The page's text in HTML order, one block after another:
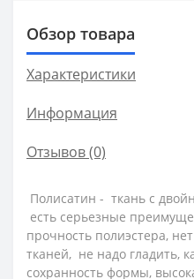
Обзор товара
Характеристики
Информация
Отзывов (0)
Полисатин - ткань с
есть серьезные
прочность полиэстера,
тканей, не надо гладить,
сохранность формы,